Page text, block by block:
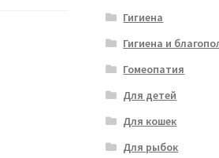
Гигиена
Гигиена и
Гомеопатия
Для детей
Для кошек
Для рыбок